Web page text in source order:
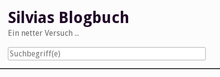
content
Silvias Blogbuch
Ein netter Versuch ...